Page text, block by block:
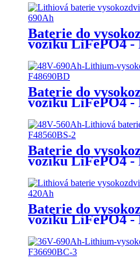
Baterie do
vozíku LiFePO4 -
Baterie do
vozíku LiFePO4 -
Baterie do
vozíku LiFePO4 -
Baterie do
vozíku LiFePO4 -